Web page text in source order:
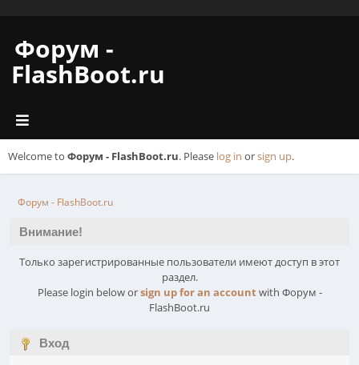
Форум -
FlashBoot.ru
Welcome to Форум - FlashBoot.ru. Please log in orsign up.
Форум - FlashBoot.ru
Внимание!
Только зарегистрированные пользователи имеют доступ в этот
раздел.
Please login below orsign up for an accountwith Форум -
FlashBoot.ru
Вход